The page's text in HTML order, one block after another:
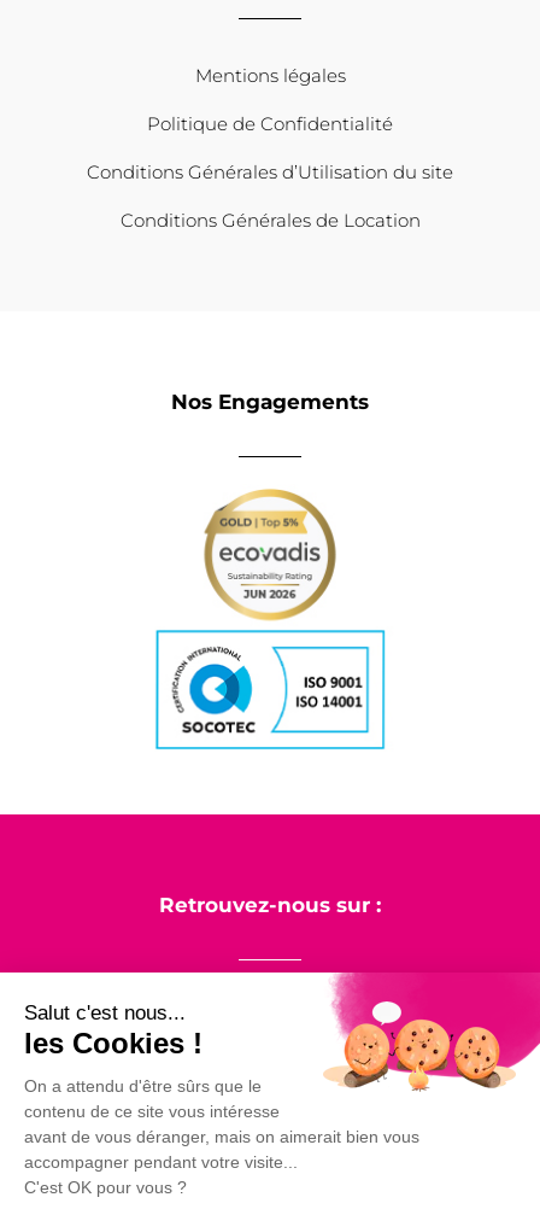
Mentions légales
Politique de Confidentialité
Conditions Générales d’Utilisation du site
Conditions Générales de Location
Nos Engagements
Retrouvez-nous sur :
LinkedInFacebookInstagram
VAC-Location © 2007-2026
Salut c'est nous...
les Cookies !
On a attendu d'être sûrs que le
contenu de ce site vous intéresse
avant de vous déranger, mais on aimerait bien vous
accompagner pendant votre visite...
C'est OK pour vous ?